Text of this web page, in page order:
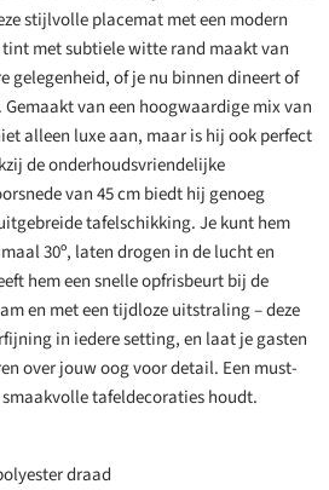
stijlvolle placemat met een modern
tint met subtiele witte rand maakt van
gelegenheid, of je nu binnen dineert of
van een hoogwaardige mix van
alleen luxe aan, maar is hij ook perfect
de onderhoudsvriendelijke
van 45 cm biedt hij genoeg
tafelschikking. Je kunt hem
30º, laten drogen in de lucht en
hem een snelle opfrisbeurt bij de
en met een tijdloze uitstraling – deze
in iedere setting, en laat je gasten
over jouw oog voor detail. Een must-
tafeldecoraties houdt.
draad